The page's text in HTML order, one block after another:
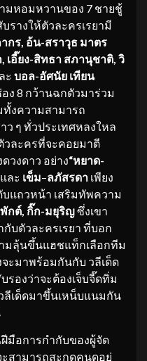
มหอมหวานของ 7 ชายชู้
รางให้ตัวละครเรยามี
กร อ้น-สราวุธ มาตร
เอี๊ยง-สิทธา สภานุชาติ วิ
ะ บอล-อัศนัย เทียน
ง 8 กว้านฉกตัวมาร่วม
งความสามารถ
ว ๆ ทั่วประเทศหลงใหล
วละครที่จะคอยมาตี
วงดาว อย่าง“หยาด-
และ เข็ม–ลภัสรดา เพียง
บแถวหน้า เสริมทัพความ
กต์ กิ๊ก-มยุริญซึ่งเขา
บตัวละครเรยา ที่บอก
มลุ้นขึ้นแฮชแท็กเลือกทีม
ะมาพร้อมกันกับ วลีเด็ด
รองว่าจะต้องเจ็บจี๊ดทิ่ม
ลีเด็ดมาขึ้นเหน็บแนมกัน
มือการกำกับของผู้จัด
ะสามารถสะกดคนดูอยู่